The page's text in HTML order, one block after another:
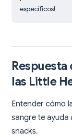
específicos!
Respuesta
las Little
Entender cómo
sangre te ayuda
snacks.